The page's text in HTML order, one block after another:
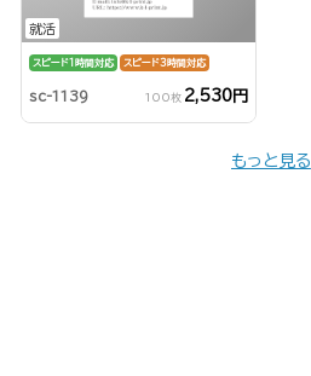
就活
スピード1時間対応 スピード3時間対応
sc-1139 100枚 2,530円
もっと見る